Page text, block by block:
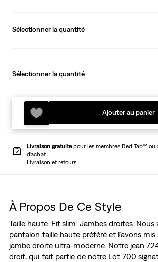
Sélectionner la quantité
Sélectionner la quantité
Ajouter au panier
Livraison gratuitepour les membres Red Tab™ ou
d’achat.
Livraison et retours
À Propos De Ce Style
Taille haute. Fit slim. Jambes droites.
pantalon taille haute préféré et l’avons
jambe droite ultra-moderne. Notre jean
droit, qui fait partie de notre Lot 700